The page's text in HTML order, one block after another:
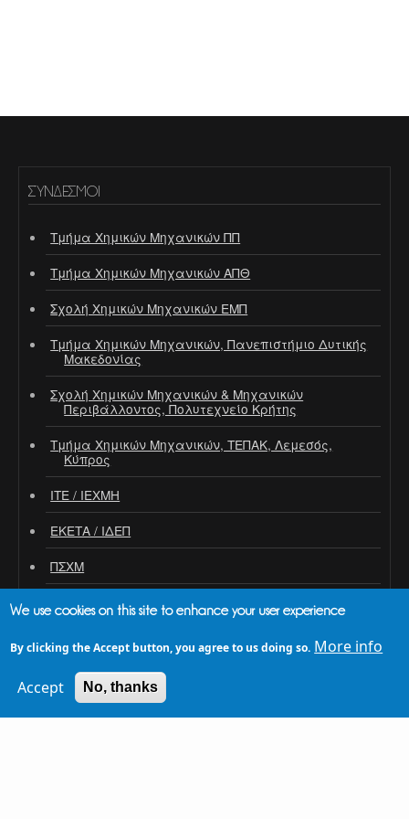
ΣΎΝΔΕΣΜΟΙ
Τμήμα Χημικών Μηχανικών ΠΠ
Τμήμα Χημικών Μηχανικών ΑΠΘ
Σχολή Χημικών Μηχανικών ΕΜΠ
Τμήμα Χημικών Μηχανικών, Πανεπιστήμιο Δυτικής
Μακεδονίας
Σχολή Χημικών Μηχανικών & Μηχανικών
Περιβάλλοντος, Πολυτεχνείο Κρήτης
Τμήμα Χημικών Μηχανικών, ΤΕΠΑΚ, Λεμεσός,
Κύπρος
ΙΤΕ / ΙΕΧΜΗ
ΕΚΕΤΑ / ΙΔΕΠ
ΠΣΧΜ
ΛΟΓΌΤΥΠΑ ΣΥΝΕΔΡΊΟΥ
Light (dark background)
We use cookies on this site to enhance your user experience
By clicking the Accept button, you agree to us doing so. More info
Accept No, thanks